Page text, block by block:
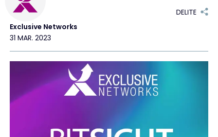
Exclusive Networks
31 MAR. 2023
DELITE